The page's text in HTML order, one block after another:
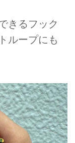
きるフック
ループにも